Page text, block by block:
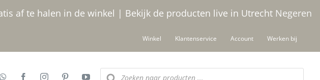
af te halen in de winkel | Bekijk de producten live in Utrecht Negeren
Winkel Klantenservice Account Werken bij
Producten zoeken